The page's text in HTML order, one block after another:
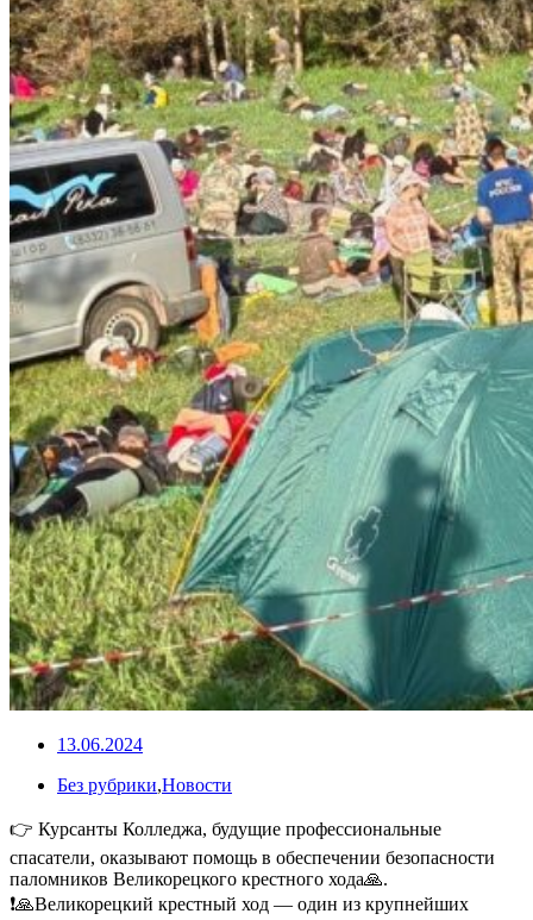
13.06.2024
Без рубрики,Новости
👉 Курсанты Колледжа, будущие профессиональные
спасатели, оказывают помощь в обеспечении безопасности
паломников Великорецкого крестного хода🙏.
❗🙏Великорецкий крестный ход — один из крупнейших